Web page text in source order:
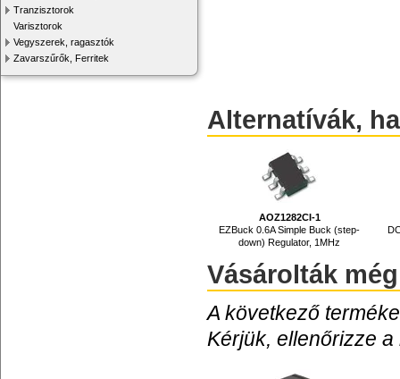
Tranzisztorok
Varisztorok
Vegyszerek, ragasztók
Zavarszűrők, Ferritek
Alternatívák,
AOZ1282CI-1
EZBuck 0.6A Simple Buck (step-
down) Regulator, 1MHz
Vásárolták még
A következő
Kérjük, ellenőrizze